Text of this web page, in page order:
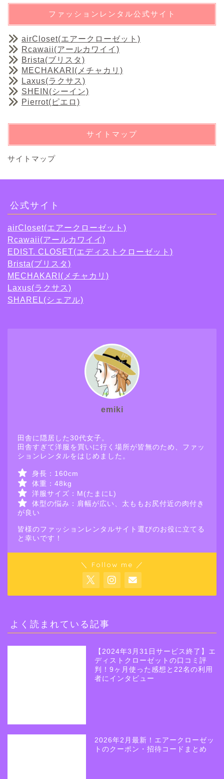
ファッションレンタル公式サイト
airCloset(エアークローゼット)
Rcawaii(アールカワイイ)
Brista(ブリスタ)
MECHAKARI(メチャカリ)
Laxus(ラクサス)
SHEIN(シーイン)
Pierrot(ピエロ)
サイトマップ
サイトマップ
公式サイト
airCloset(エアークローゼット)
Rcawaii(アールカワイイ)
EDIST. CLOSET(エディストクローゼット)
Brista(ブリスタ)
MECHAKARI(メチャカリ)
Laxus(ラクサス)
SHAREL(シェアル)
emiki
田舎に隠居した30代女子。
田舎すぎて洋服を買いに行く場所が皆無のため、ファッ
ションレンタルをはじめました。
身長：160cm
体重：48kg
洋服サイズ：M(たまにL)
体型の悩み：肩幅が広い、太ももお尻付近の肉付き
が良い
皆様のファッションレンタルサイト選びのお役に立てる
と幸いです！
＼ Follow me ／
よく読まれている記事
【2024年3月31日サービス終了】エ
ディストクローゼットの口コミ評
判！9ヶ月使った感想と22名の利用
者にインタビュー
2026年2月最新！エアークローゼッ
トのクーポン・招待コードまとめ